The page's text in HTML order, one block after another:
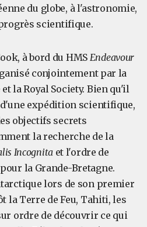
du globe, à l'astronomie,
scientifique.
à bord du HMS Endeavour
conjointement par la
la Royal Society. Bien qu'il
expédition scientifique,
objectifs secrets
la recherche de la
Incognitaet l'ordre de
la Grande-Bretagne.
lors de son premier
la Terre de Feu, Tahiti, les
ordre de découvrir ce qui